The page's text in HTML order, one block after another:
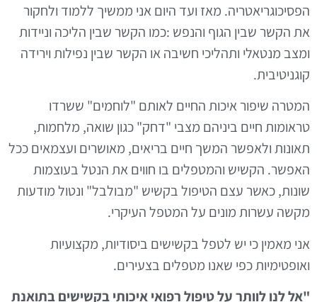
מאז ועד היום אני ממשיך ללמוד ולחקור
הקשר שבין הגוף והנפש :כמו הקשר שבין הליכה וניידות
מנטאלי ותהליכי חשיבה או הקשר שבין נפילות וירידה
שיפור איכות החיים לאותם "לוחמים" ששרדו
חיים ביניהם מצבי "דחק" כגון שואה, מלחמות,
ולאפשר המשך חיים בריאים, מאושרים ועצמאים ככל
הקשיש והמטפלים בו חווים את הנטל בעוצמות
כאשר עצם הטיפול בקשיש "מבולבל" ונטול מודעות
עשרות מונים על המטפל העיקרי.
מאמין כי יש לטפל בקשישים ביסודיות, מקצועיות
כפי שאנו מטפלים בצעירים.
אל לנו לוותר על טיפול רפואי איכותי בקשישים בתואנת